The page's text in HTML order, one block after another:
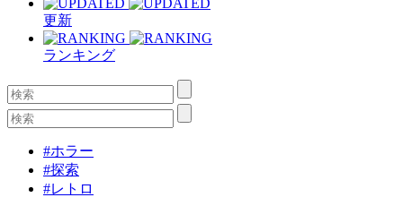
更新
ランキング
#ホラー
#探索
#レトロ